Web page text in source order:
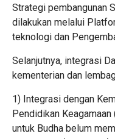
Strategi pembangunan
dilakukan melalui
teknologi dan
Selanjutnya, integrasi
kementerian dan
1) Integrasi dengan
Pendidikan
untuk Budha belum